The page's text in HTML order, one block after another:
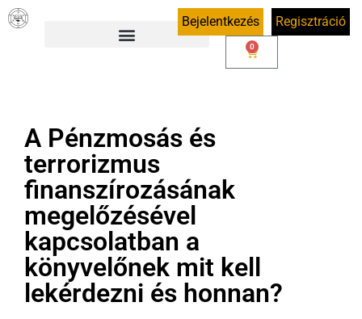
Bejelentkezés Regisztráció
0
A Pénzmosás és
terrorizmus
finanszírozásának
megelőzésével
kapcsolatban a
könyvelőnek mit kell
lekérdezni és honnan?